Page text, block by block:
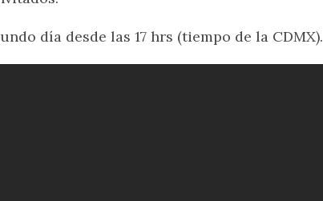
día desde las 17 hrs (tiempo de la CDMX).